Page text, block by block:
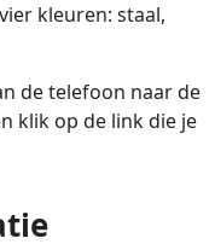
kleuren: staal,
de telefoon naar de
klik op de link die je